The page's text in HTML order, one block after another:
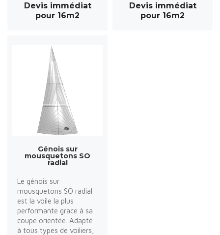
Devis immédiat
pour 16m2
Devis immédiat
pour 16m2
Génois sur
mousquetons SO
radial
Le génois sur
mousquetons SO radial
est la voile la plus
performante grace à sa
coupe orientée. Adapté
à tous types de voiliers,